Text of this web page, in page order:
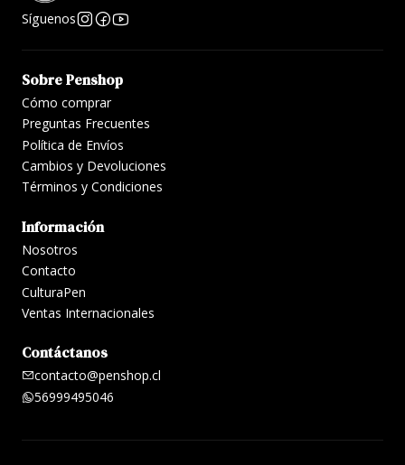
Síguenos
Sobre Penshop
Cómo comprar
Preguntas Frecuentes
Política de Envíos
Cambios y Devoluciones
Términos y Condiciones
Información
Nosotros
Contacto
CulturaPen
Ventas Internacionales
Contáctanos
contacto@penshop.cl
56999495046